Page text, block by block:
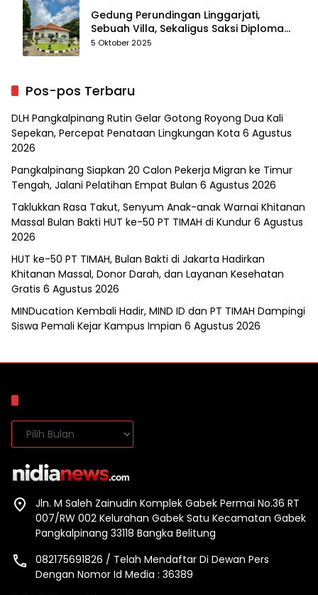
Gedung Perundingan Linggarjati,
Sebuah Villa, Sekaligus Saksi Diplomasi
yang Mengubah Arah Bangsa
5 Oktober 2025
Pos-pos Terbaru
DLH Pangkalpinang Rutin Gelar Gotong Royong Dua Kali
Sepekan, Percepat Penataan Lingkungan Kota 6 Agustus
2026
Pangkalpinang Siapkan 20 Calon Pekerja Migran ke Timur
Tengah, Jalani Pelatihan Empat Bulan 6 Agustus 2026
Taklukkan Rasa Takut, Senyum Anak-anak Warnai Khitanan
Massal Bulan Bakti HUT ke-50 PT TIMAH di Kundur 6 Agustus
2026
HUT ke-50 PT TIMAH, Bulan Bakti di Jakarta Hadirkan
Khitanan Massal, Donor Darah, dan Layanan Kesehatan
Gratis 6 Agustus 2026
MINDucation Kembali Hadir, MIND ID dan PT TIMAH Dampingi
Siswa Pemali Kejar Kampus Impian 6 Agustus 2026
Arsip
Jln. M Saleh Zainudin Komplek Gabek Permai No.36 RT
007/RW 002 Kelurahan Gabek Satu Kecamatan Gabek
Pangkalpinang 33118 Bangka Belitung
082175691826 / Telah Mendaftar Di Dewan Pers
Dengan Nomor Id Media : 36389